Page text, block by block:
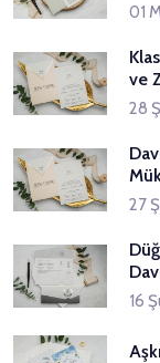
01
ve
28
27
16